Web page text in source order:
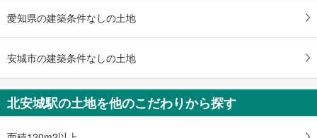
愛知県の建築条件なしの土地
安城市の建築条件なしの土地
北安城駅の土地を他のこだわりから探す